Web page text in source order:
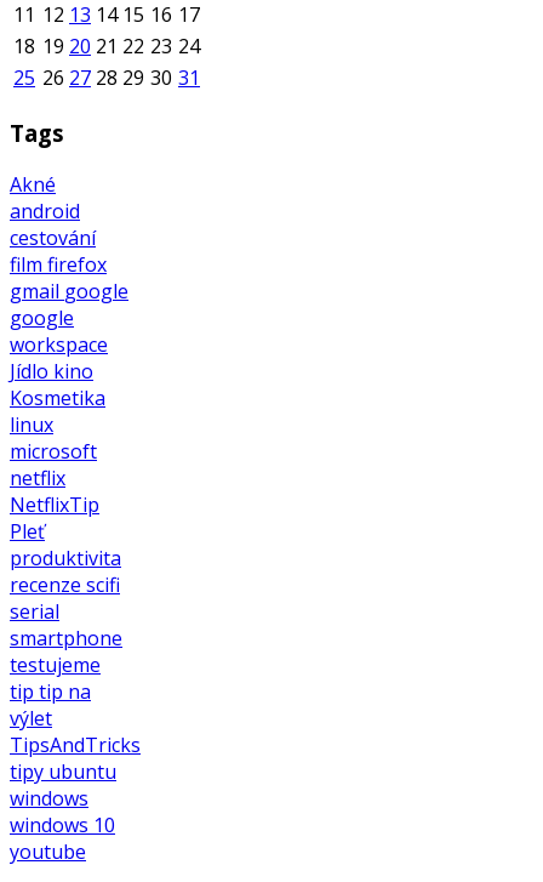
11 12 13 14 15 16 17
18 19 20 21 22 23 24
25 26 27 28 29 30 31
Tags
Akné
android
cestování
film firefox
gmail google
google
workspace
Jídlo kino
Kosmetika
linux
microsoft
netflix
NetflixTip
Pleť
produktivita
recenze scifi
serial
smartphone
testujeme
tip tip na
výlet
TipsAndTricks
tipy ubuntu
windows
windows 10
youtube